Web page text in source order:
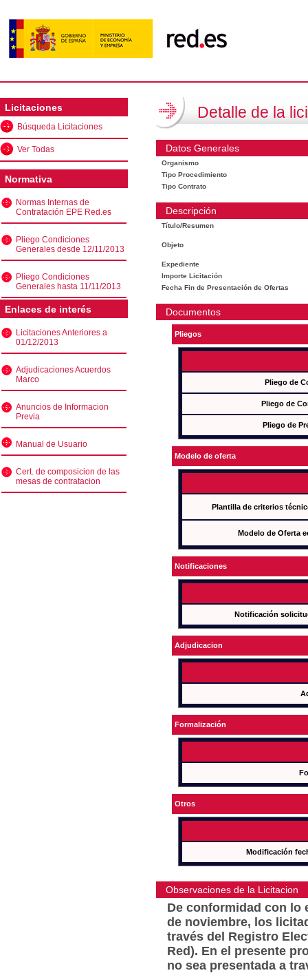
Licitaciones
Búsqueda Licitaciones
Ver Todas
Normativa
Normas Internas de
Contratación EPE Red.es
Pliego Condiciones
Generales desde 12/11/2013
Pliego Condiciones
Generales hasta 11/11/2013
Enlaces de interés
Licitaciones Anteriores a
01/12/2013
Adjudicaciones Acuerdos
Marco
Anuncios de Informacion
Previa
Manual de Usuario
Cert. de composicion de las
mesas de contratacion
Detalle de la
Datos Generales
Organismo
Tipo Procedimiento
Tipo Contrato
Descripción
Título/Resumen
Objeto
Expediente
Importe Licitación
Fecha Fin de Presentación de Ofertas
Documentos
Pliegos
Pliego de
Pliego de
Pliego de
Modelo de oferta
Plantilla de criterios
Modelo de Oferta
Notificaciones
Notificación
Adjudicacion
Formalización
Otros
Modificación
Observaciones de la Licitacion
De conformidad con lo
de noviembre, los
través del Registro
Red). En el presente
no sea presentada a